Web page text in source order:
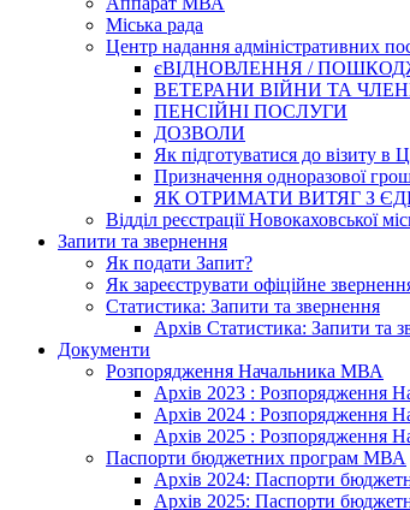
Міська рада
Центр надання адміністративних
єВІДНОВЛЕННЯ /
ВЕТЕРАНИ ВІЙНИ ТА
ПЕНСІЙНІ ПОСЛУГИ
ДОЗВОЛИ
Як підготуватися до візиту
Призначення одноразової
ЯК ОТРИМАТИ ВИТЯГ З
Відділ реєстрації Новокаховської
Запити та звернення
Як подати Запит?
Як зареєструвати офіційне
Статистика: Запити та звернення
Архів Статистика: Запити та
Документи
Розпорядження Начальника МВА
Архів 2023 : Розпорядження
Архів 2024 : Розпорядження
Архів 2025 : Розпорядження
Паспорти бюджетних програм МВА
Архів 2024: Паспорти
Архів 2025: Паспорти